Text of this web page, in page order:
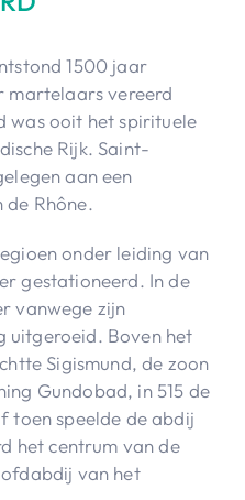
1500 jaar
martelaars vereerd
was ooit het spirituele
Rijk. Saint-
aan een
Rhône.
onder leiding van
gestationeerd. In de
vanwege zijn
uitgeroeid. Boven het
Sigismund, de zoon
Gundobad, in 515 de
toen speelde de abdij
het centrum van de
van het